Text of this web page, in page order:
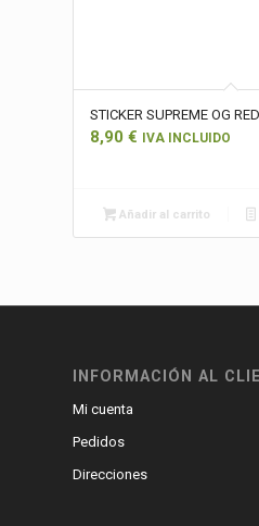
STICKER SUPREME OG
8,90 € IVA INCLUIDO
Añadir al carrito
INFORMACIÓN AL
Mi cuenta
Pedidos
Direcciones